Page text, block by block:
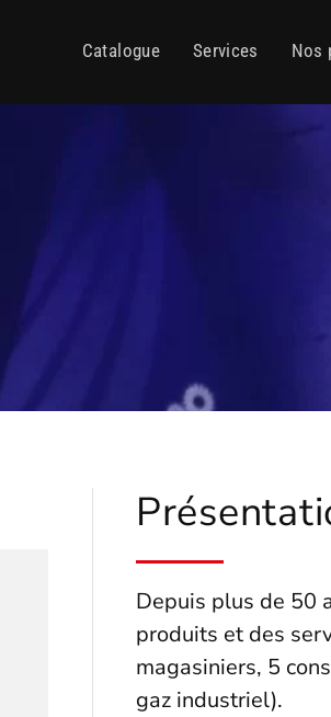
Catalogue Services Nos
Depuis plus de 50
produits et des
magasiniers, 5
gaz industriel).